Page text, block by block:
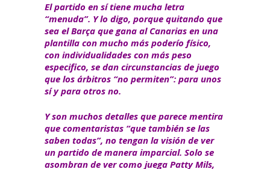
El partido en sí tiene mucha letra
“menuda”. Y lo digo, porque quitando que
sea el Barça que gana al Canarias en una
plantilla con mucho más poderío físico,
con individualidades con más peso
especifico, se dan circunstancias de juego
que los árbitros “no permiten”: para unos
sí y para otros no.
Y son muchos detalles que parece mentira
que comentaristas “que también se las
saben todas”, no tengan la visión de ver
un partido de manera imparcial. Solo se
asombran de ver como juega Patty Mils,